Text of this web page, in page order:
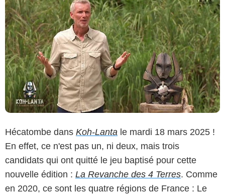
Hécatombe dans Koh-Lanta le mardi 18 mars 2025 !
En effet, ce n'est pas un, ni deux, mais trois
candidats qui ont quitté le jeu baptisé pour cette
nouvelle édition : La Revanche des 4 Terres. Comme
en 2020, ce sont les quatre régions de France : Le